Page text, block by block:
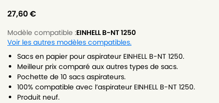
27,60€
Modèle compatible :EINHELL B-NT 1250
Voir les autres modèles compatibles.
Sacs en papier pour aspirateur EINHELL B-NT 1250.
Meilleur prix comparé aux autres types de sacs.
Pochette de 10 sacs aspirateurs.
100% compatible avec l’aspirateur EINHELL B-NT 1250.
Produit neuf.